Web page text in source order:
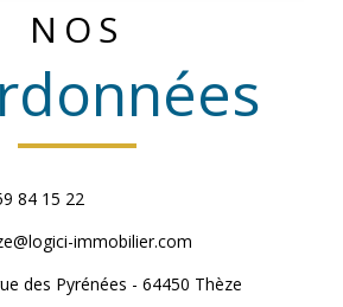
NOS
84 15 22
immobilier.com
des Pyrénées - 64450 Thèze